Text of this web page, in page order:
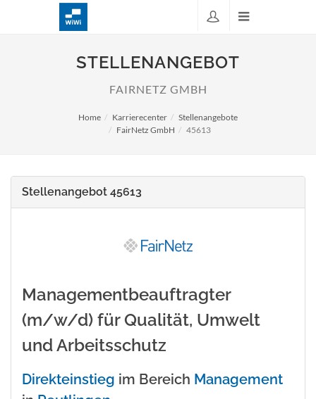
STELLENANGEBOT
FAIRNETZ GMBH
Home Karrierecenter
Stellenangebote
FairNetz GmbH
45613
Stellenangebot 45613
Managementbeauftragter
(m/w/d) für Qualität, Umwelt
und Arbeitsschutz
Direkteinstieg im Bereich Management